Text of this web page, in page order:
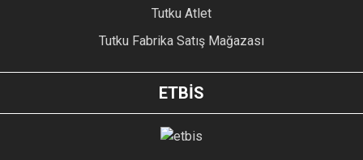
Tutku Atlet
Tutku Fabrika Satış Mağazası
ETBİS